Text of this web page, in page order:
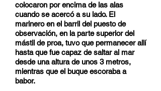
colocaron por encima de las alas
cuando se acercó a su lado. El
marinero en el barril del puesto de
observación, en la parte superior del
mástil de proa, tuvo que permanecer allí
hasta que fue capaz de saltar al mar
desde una altura de unos 3 metros,
mientras que el buque escoraba a
babor.